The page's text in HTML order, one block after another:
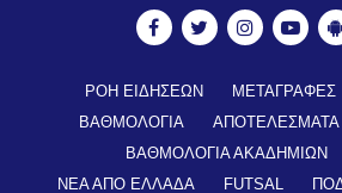
ΡΟΗ ΕΙΔΗΣΕΩΝ ΜΕΤΑΓΡΑΦΕΣ
ΒΑΘΜΟΛΟΓΙΑ
ΒΑΘΜΟΛΟΓΙΑ ΑΚΑΔΗΜΙΩΝ
ΝΕΑ ΑΠΟ ΕΛΛΑΔΑ
FUTSAL